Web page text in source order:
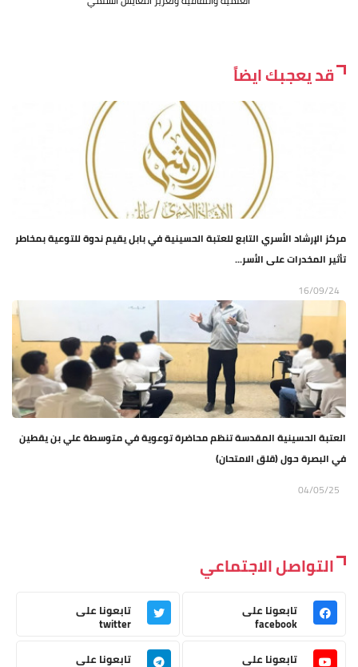
قد يعجبك ايضاً
مركز الإرشاد الأسري التابع للعتبة الحسينية في بابل يقيم ندوة للتوعية بمخاطر
تأثير المخدرات على الأسر...
16/09/24
العتبة الحسينية المقدسة تنظم محاضرة توعوية في متوسطة علي بن يقطين
في البصرة حول (قلق الامتحان)
04/05/25
التواصل الاجتماعي
تابعونا على
facebook
تابعونا على
twitter
تابعونا على
تابعونا على